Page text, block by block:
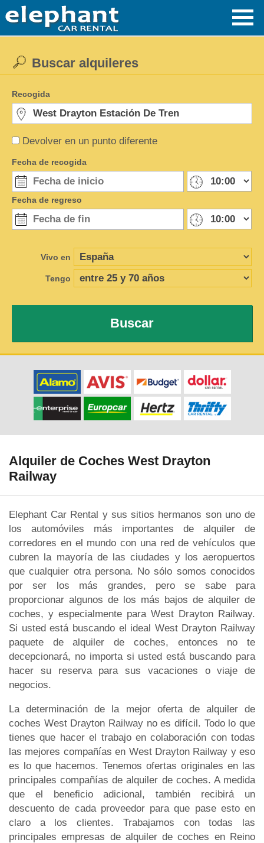
Devolver en un punto diferente
Buscar alquileres
Recogida
Fecha de recogida
Fecha de regreso
Vivo en
Tengo
Buscar
Alquiler de Coches West Drayton
Railway
Elephant Car Rental y sus sitios hermanos son uno de
los automóviles más importantes de alquiler de
corredores en el mundo con una red de vehículos que
cubren la mayoría de las ciudades y los aeropuertos
que cualquier otra persona. No sólo somos conocidos
por ser los más grandes, pero se sabe para
proporcionar algunos de los más bajos de alquiler de
coches, y especialmente para West Drayton Railway.
Si usted está buscando el ideal West Drayton Railway
paquete de alquiler de coches, entonces no te
decepcionará, no importa si usted está buscando para
hacer su reserva para sus vacaciones o viaje de
negocios.
La determinación de la mejor oferta de alquiler de
coches West Drayton Railway no es difícil. Todo lo que
tienes que hacer el trabajo en colaboración con todas
las mejores compañías en West Drayton Railway y eso
es lo que hacemos. Tenemos ofertas originales en las
principales compañías de alquiler de coches. A medida
que el beneficio adicional, también recibirá un
descuento de cada proveedor para que pase esto en
claro a los clientes. Trabajamos con todas las
principales empresas de alquiler de coches en Reino